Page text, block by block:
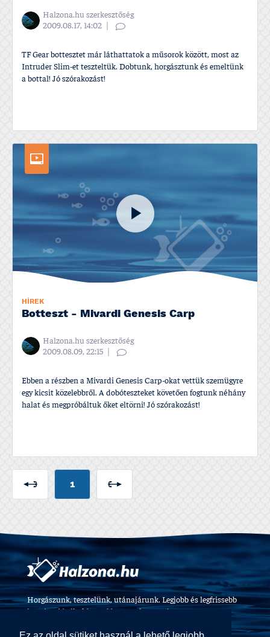
Halzona.hu szerkesztőség
2009.08.17, 14:02
TF Gear bottesztet már láthattatok a műsorok között, most az
Intruder Slim-et teszteltük. Dobtunk, horgásztunk és emeltünk
a bottal! Jó szórakozást!
HÍREK
Botteszt - Mivardi Genesis Carp
Halzona.hu szerkesztőség
2009.08.09, 22:15
Ebben a részben a Mivardi Genesis Carp-okat vettük szemügyre
egy kicsit közelebbről. A dobóteszteket követően fogtunk néhány
halat és megpróbáltuk őket eltörni! Jó szórakozást!
1
Horgászunk, tesztelünk, utánajárunk. Legjobb és legfrissebb